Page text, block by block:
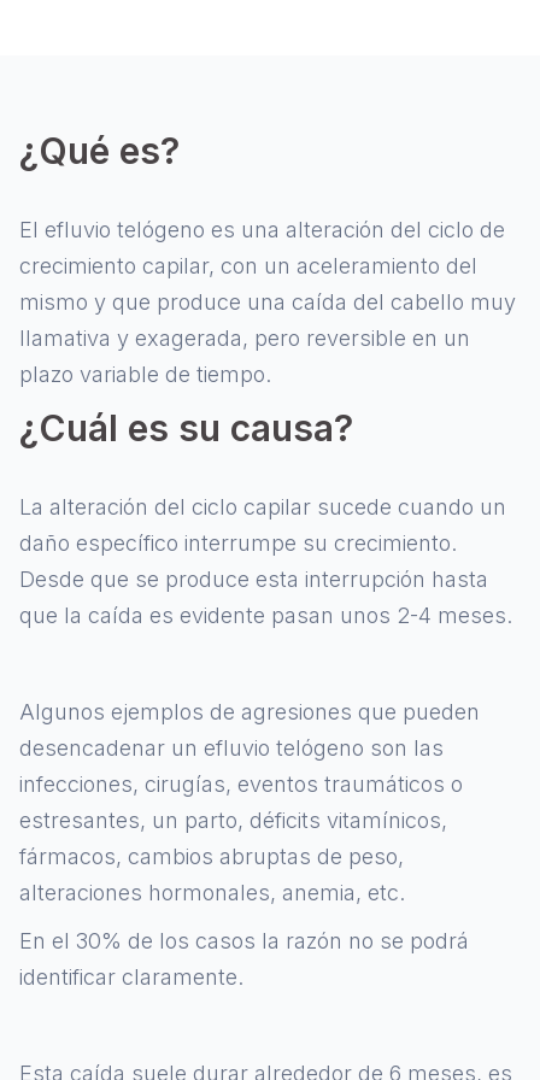
¿Qué es?
El efluvio telógeno es una alteración del ciclo de
crecimiento capilar, con un aceleramiento del
mismo y que produce una caída del cabello muy
llamativa y exagerada, pero reversible en un
plazo variable de tiempo.
¿Cuál es su causa?
La alteración del ciclo capilar sucede cuando un
daño específico interrumpe su crecimiento.
Desde que se produce esta interrupción hasta
que la caída es evidente pasan unos 2-4 meses.
Algunos ejemplos de agresiones que pueden
desencadenar un efluvio telógeno son las
infecciones, cirugías, eventos traumáticos o
estresantes, un parto, déficits vitamínicos,
fármacos, cambios abruptas de peso,
alteraciones hormonales, anemia, etc.
En el 30% de los casos la razón no se podrá
identificar claramente.
Esta caída suele durar alrededor de 6 meses, es